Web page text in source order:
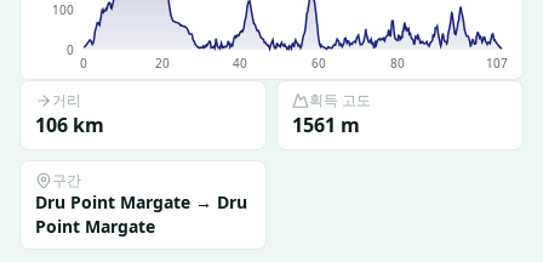
0 20 40 60 80 107
0
100
거리
106 km
획득 고도
1561 m
구간
Dru Point Margate → Dru
Point Margate